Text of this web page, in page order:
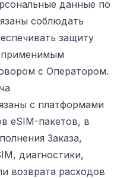
данные по
соблюдать
защиту
применимым
с Оператором.
с платформами
eSIM-пакетов, в
Заказа,
диагностики,
возврата расходов